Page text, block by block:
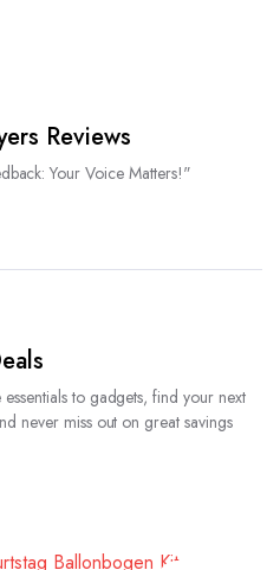
Reviews
Your Voice Matters!"
to gadgets, find your next
never miss out on great savings